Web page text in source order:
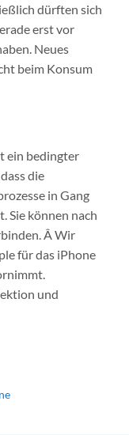
dürften sich
erst vor
Neues
beim Konsum
ein bedingter
die
in Gang
Sie können nach
Â Wir
für das iPhone
und